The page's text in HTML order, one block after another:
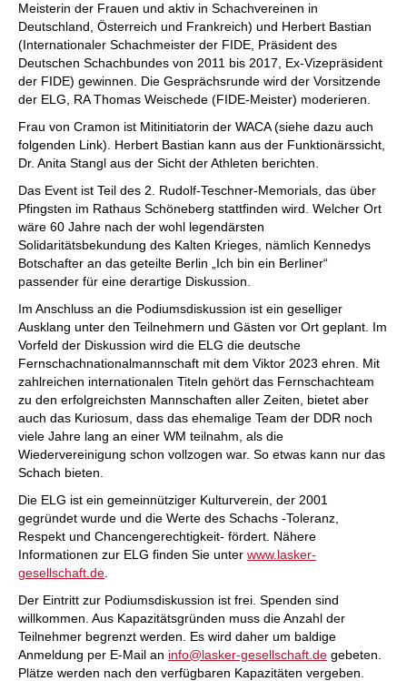
Meisterin der Frauen und aktiv in Schachvereinen in
Deutschland, Österreich und Frankreich) und Herbert Bastian
(Internationaler Schachmeister der FIDE, Präsident des
Deutschen Schachbundes von 2011 bis 2017, Ex-Vizepräsident
der FIDE) gewinnen. Die Gesprächsrunde wird der Vorsitzende
der ELG, RA Thomas Weischede (FIDE-Meister) moderieren.
Frau von Cramon ist Mitinitiatorin der WACA (siehe dazu auch
folgenden Link). Herbert Bastian kann aus der Funktionärssicht,
Dr. Anita Stangl aus der Sicht der Athleten berichten.
Das Event ist Teil des 2. Rudolf-Teschner-Memorials, das über
Pfingsten im Rathaus Schöneberg stattfinden wird. Welcher Ort
wäre 60 Jahre nach der wohl legendärsten
Solidaritätsbekundung des Kalten Krieges, nämlich Kennedys
Botschafter an das geteilte Berlin „Ich bin ein Berliner“
passender für eine derartige Diskussion.
Im Anschluss an die Podiumsdiskussion ist ein geselliger
Ausklang unter den Teilnehmern und Gästen vor Ort geplant. Im
Vorfeld der Diskussion wird die ELG die deutsche
Fernschachnationalmannschaft mit dem Viktor 2023 ehren. Mit
zahlreichen internationalen Titeln gehört das Fernschachteam
zu den erfolgreichsten Mannschaften aller Zeiten, bietet aber
auch das Kuriosum, dass das ehemalige Team der DDR noch
viele Jahre lang an einer WM teilnahm, als die
Wiedervereinigung schon vollzogen war. So etwas kann nur das
Schach bieten.
Die ELG ist ein gemeinnütziger Kulturverein, der 2001
gegründet wurde und die Werte des Schachs -Toleranz,
Respekt und Chancengerechtigkeit- fördert. Nähere
Informationen zur ELG finden Sie unter www.lasker-
gesellschaft.de
Der Eintritt zur Podiumsdiskussion ist frei. Spenden sind
willkommen. Aus Kapazitätsgründen muss die Anzahl der
Teilnehmer begrenzt werden. Es wird daher um baldige
Anmeldung per E-Mail an info@lasker-gesellschaft.de gebeten.
Plätze werden nach den verfügbaren Kapazitäten vergeben.